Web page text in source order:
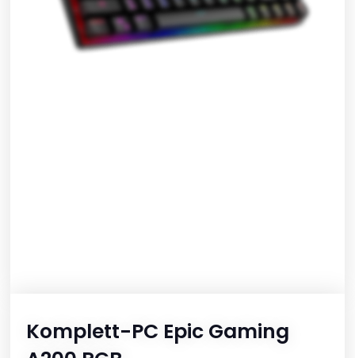
Komplett-PC Epic Gaming